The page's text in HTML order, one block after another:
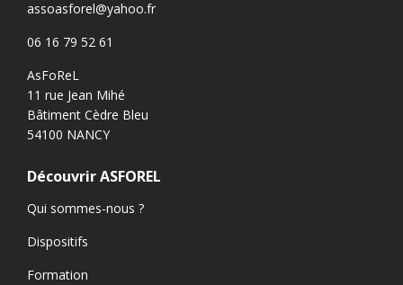
assoasforel@yahoo.fr
06 16 79 52 61
AsFoReL
11 rue Jean Mihé
Bâtiment Cèdre Bleu
54100 NANCY
Découvrir ASFOREL
Qui sommes-nous ?
Dispositifs
Formation